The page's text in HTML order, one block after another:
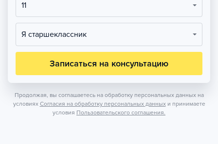
11
Я старшеклассник
Записаться на консультацию
Продолжая, вы соглашаетесь на обработку персональных данных на
условиях Согласия на обработку персональных данных и принимаете
условия Пользовательского соглашения.